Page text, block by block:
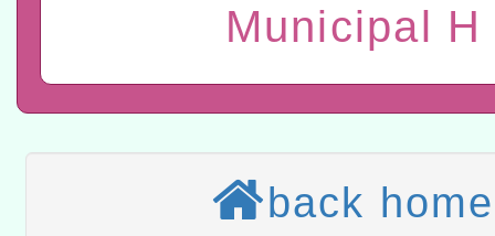
讀推動專業研習
科技賦能─人工智慧(AI)工
程
A3數位素養講師名單
「數位內容與教學軟體線
有關大陸委員會函釋公務
Municipal H
back home